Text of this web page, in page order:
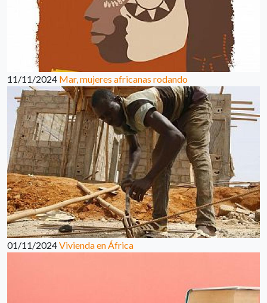
11/11/2024 Mar, mujeres africanas rodando
01/11/2024Vivienda en África